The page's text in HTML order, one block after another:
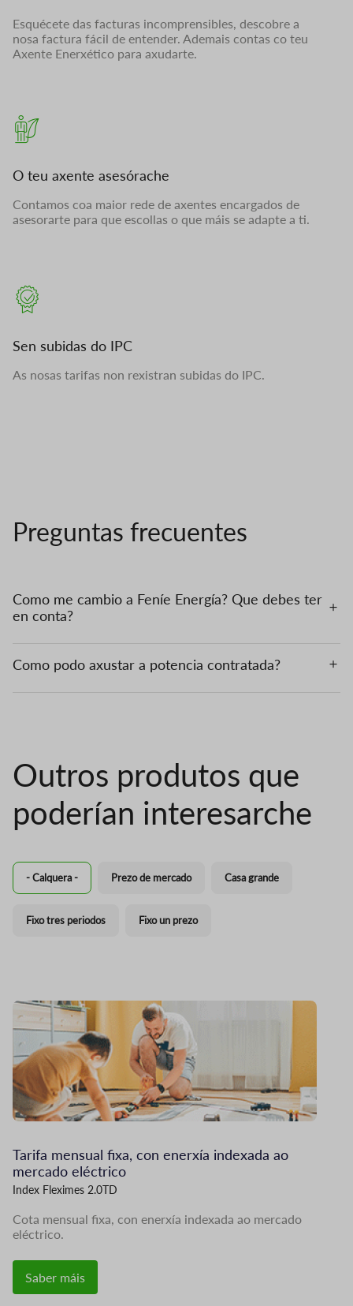
Esquécete das facturas incomprensibles, descobre a
nosa factura fácil de entender. Ademais contas co teu
Axente Enerxético para axudarte.
O teu axente asesórache
Contamos coa maior rede de axentes encargados de
asesorarte para que escollas o que máis se adapte a ti.
Sen subidas do IPC
As nosas tarifas non rexistran subidas do IPC.
Preguntas frecuentes
Como me cambio a Feníe Energía? Que debes ter
en conta?
Como podo axustar a potencia contratada?
Outros produtos que
poderían interesarche
- Calquera - Prezo de mercado Casa grande
Fixo tres periodos Fixo un prezo
Imaxe
Tarifa mensual fixa, con enerxía indexada ao
mercado eléctrico
Index Fleximes 2.0TD
Cota mensual fixa, con enerxía indexada ao mercado
eléctrico.
Saber máis